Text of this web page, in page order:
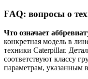
FAQ: вопросы о
Что означает
конкретная модель в
техники Caterpillar.
соответствуют классу
параметрам, указанным